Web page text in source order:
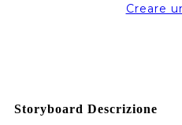
Creare
Storyboard Descrizione